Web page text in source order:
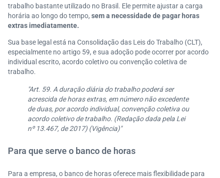
trabalho bastante utilizado no Brasil. Ele permite ajustar a carga
horária ao longo do tempo, sem a necessidade de pagar horas
extras imediatamente.
Sua base legal está na Consolidação das Leis do Trabalho (CLT),
especialmente no artigo 59, e sua adoção pode ocorrer por acordo
individual escrito, acordo coletivo ou convenção coletiva de
trabalho.
"Art. 59. A duração diária do trabalho poderá ser
acrescida de horas extras, em número não excedente
de duas, por acordo individual, convenção coletiva ou
acordo coletivo de trabalho. (Redação dada pela Lei
nº 13.467, de 2017) (Vigência)"
Para que serve o banco de horas
Para a empresa, o banco de horas oferece mais flexibilidade para